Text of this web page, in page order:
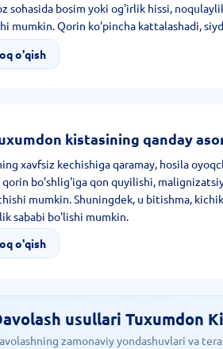
sohasida bosim yoki og'irlik hissi,
mumkin. Qorin ko'pincha kattalashadi,
o'qish
kistasining qanday
xavfsiz kechishiga qaramay, hosila
bo'shlig'iga qon quyilishi,
mumkin. Shuningdek, u bitishma,
sababi bo'lishi mumkin.
o'qish
usullari Tuxumdon
zamonaviy yondashuvlari va